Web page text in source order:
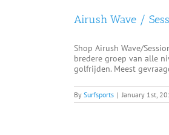
Airush Wave /
Shop Airush Wave/
bredere groep van alle
golfrijden. Meest
By Surfsports | January 1st,